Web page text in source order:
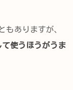
もありますが、
使うほうがうま